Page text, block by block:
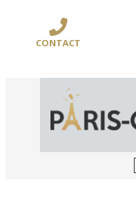
contenuCONTACT
BOUSSOLE **/